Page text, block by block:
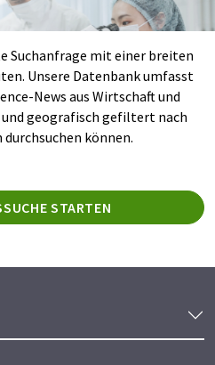
Suchanfrage mit einer breiten
Unsere Datenbank umfasst
News aus Wirtschaft und
geografisch gefiltert nach
können.
STARTEN